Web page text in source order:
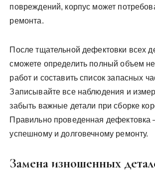
повреждений, корпус может
ремонта.
После тщательной дефектовки всех
сможете определить полный объем
работ и составить список запасных
Записывайте все наблюдения и
забыть важные детали при сборке
Правильно проведенная дефектовка
успешному и долговечному ремонту.
Замена изношенных